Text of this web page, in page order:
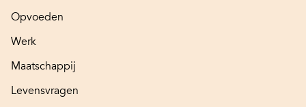
Opvoeden
Werk
Maatschappij
Levensvragen